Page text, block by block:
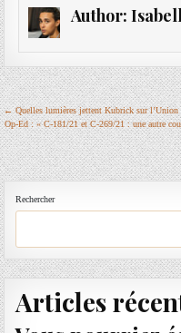
Author:
Navigation
de
l’article
← Quelles lumières jettent Kubrick sur
Op-Ed : « C-181/21 et C-269/21 : une autre
Rechercher
Articles